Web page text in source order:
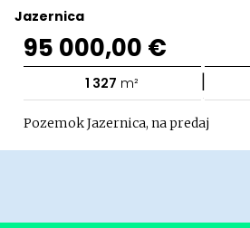
Jazernica
95 000,00 €
1 327 m² |
Pozemok Jazernica, na predaj